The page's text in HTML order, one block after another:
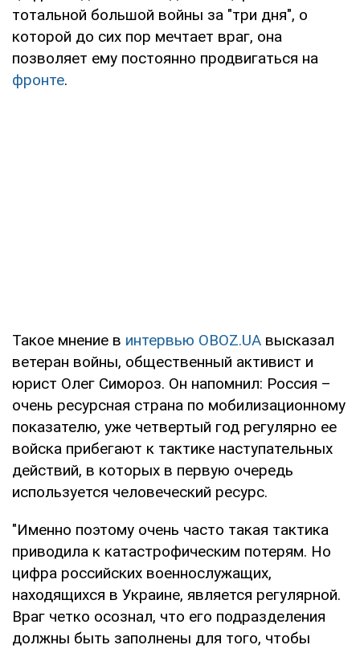
тотальной большой войны за "три дня", о
которой до сих пор мечтает враг, она
позволяет ему постоянно продвигаться на
фронте.
Такое мнение в интервью OBOZ.UA высказал
ветеран войны, общественный активист и
юрист Олег Симороз. Он напомнил: Россия –
очень ресурсная страна по мобилизационному
показателю, уже четвертый год регулярно ее
войска прибегают к тактике наступательных
действий, в которых в первую очередь
используется человеческий ресурс.
"Именно поэтому очень часто такая тактика
приводила к катастрофическим потерям. Но
цифра российских военнослужащих,
находящихся в Украине, является регулярной.
Враг четко осознал, что его подразделения
должны быть заполнены для того, чтобы